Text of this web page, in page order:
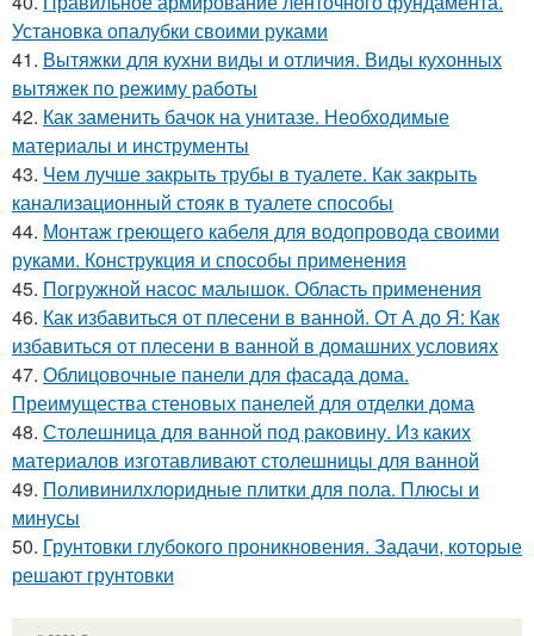
Установка опалубки своими руками
41. Вытяжки для кухни виды и отличия. Виды кухонных
вытяжек по режиму работы
42. Как заменить бачок на унитазе. Необходимые
материалы и инструменты
43. Чем лучше закрыть трубы в туалете. Как закрыть
канализационный стояк в туалете способы
44. Монтаж греющего кабеля для водопровода своими
руками. Конструкция и способы применения
45. Погружной насос малышок. Область применения
46. Как избавиться от плесени в ванной. От А до Я: Как
избавиться от плесени в ванной в домашних условиях
47. Облицовочные панели для фасада дома.
Преимущества стеновых панелей для отделки дома
48. Столешница для ванной под раковину. Из каких
материалов изготавливают столешницы для ванной
49. Поливинилхлоридные плитки для пола. Плюсы и
минусы
50. Грунтовки глубокого проникновения. Задачи, которые
решают грунтовки